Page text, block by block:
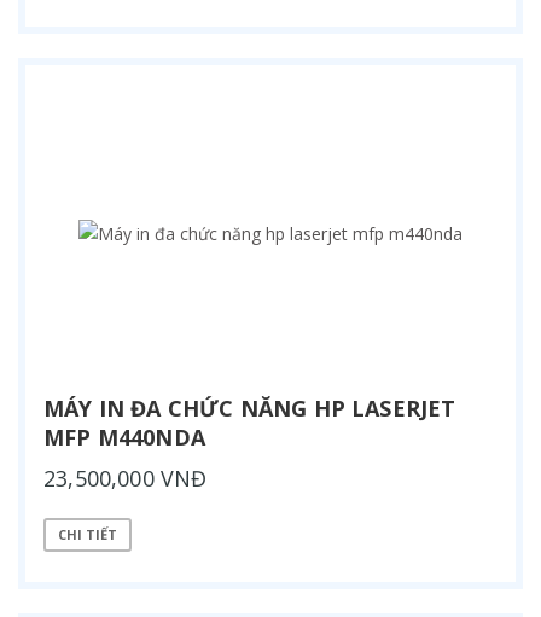
MÁY IN ĐA CHỨC NĂNG HP LASERJET
MFP M440NDA
23,500,000 VNĐ
CHI TIẾT